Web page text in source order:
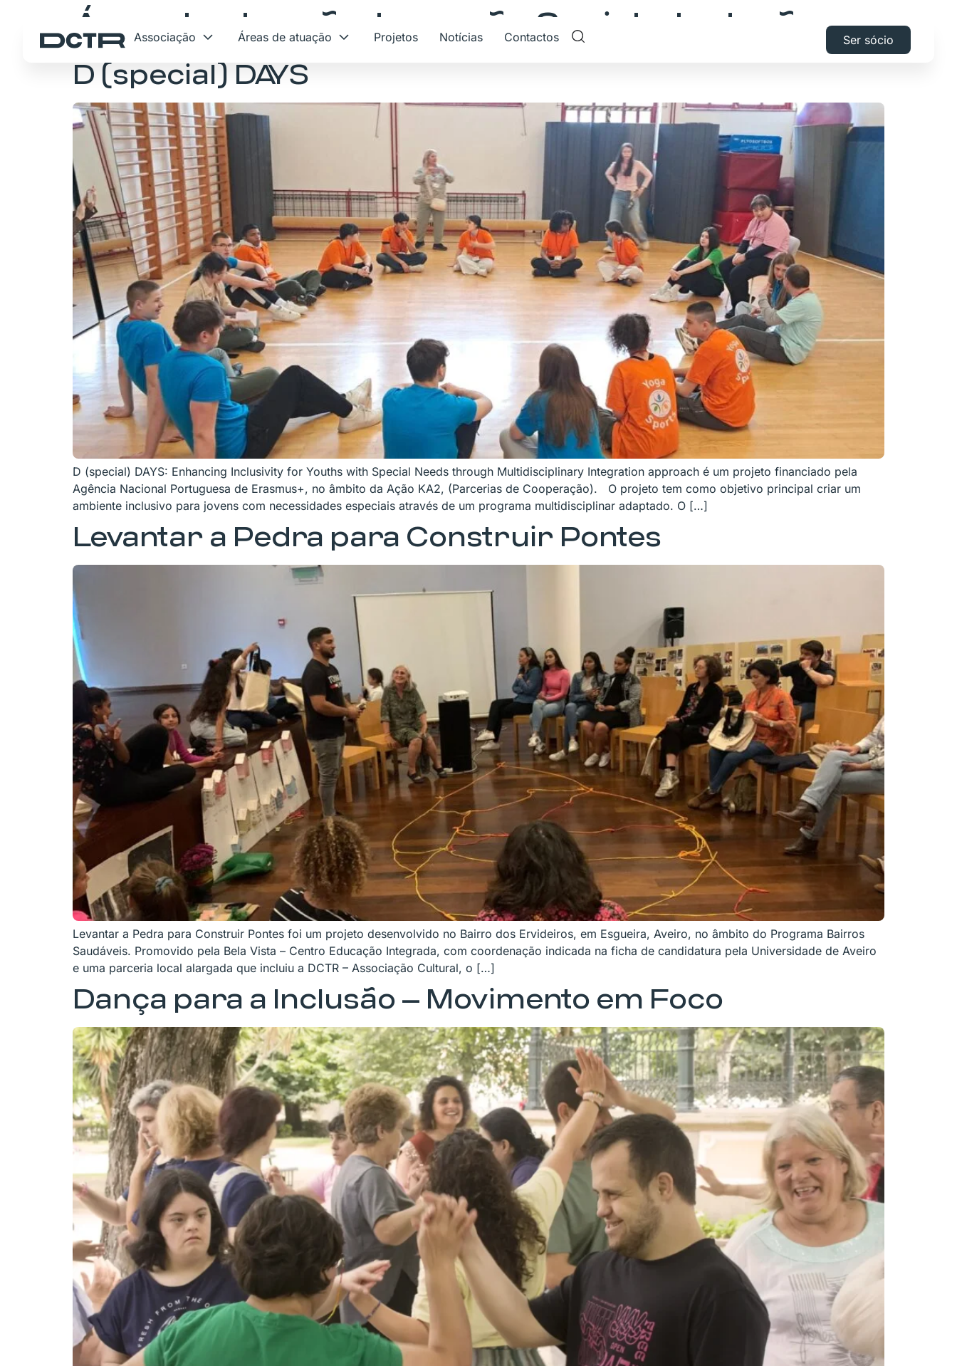
Associação Áreas de atuação Projetos Notícias Contactos Ser sócio
Área de atuação:Inovação Social e Inclusão
D (special) DAYS
D (special) DAYS: Enhancing Inclusivity for Youths with Special Needs through Multidisciplinary Integration approach é um projeto financiado pela
Agência Nacional Portuguesa de Erasmus+, no âmbito da Ação KA2, (Parcerias de Cooperação). O projeto tem como objetivo principal criar um
ambiente inclusivo para jovens com necessidades especiais através de um programa multidisciplinar adaptado. O […]
Levantar a Pedra para Construir Pontes
Levantar a Pedra para Construir Pontes foi um projeto desenvolvido no Bairro dos Ervideiros, em Esgueira, Aveiro, no âmbito do Programa Bairros
Saudáveis. Promovido pela Bela Vista – Centro Educação Integrada, com coordenação indicada na ficha de candidatura pela Universidade de Aveiro
e uma parceria local alargada que incluiu a DCTR – Associação Cultural, o […]
Dança para a Inclusão – Movimento em Foco